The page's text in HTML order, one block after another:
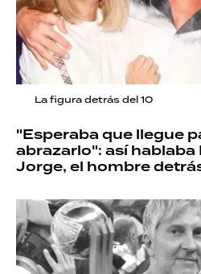
La figura detrás del 10
"Esperaba que llegue
abrazarlo": así hablaba
Jorge, el hombre